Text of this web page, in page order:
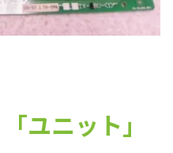
ユニット」